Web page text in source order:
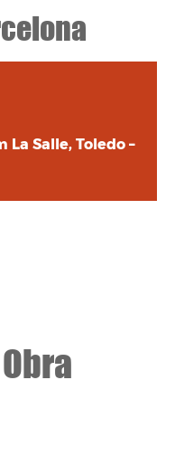
La Salle, Toledo –